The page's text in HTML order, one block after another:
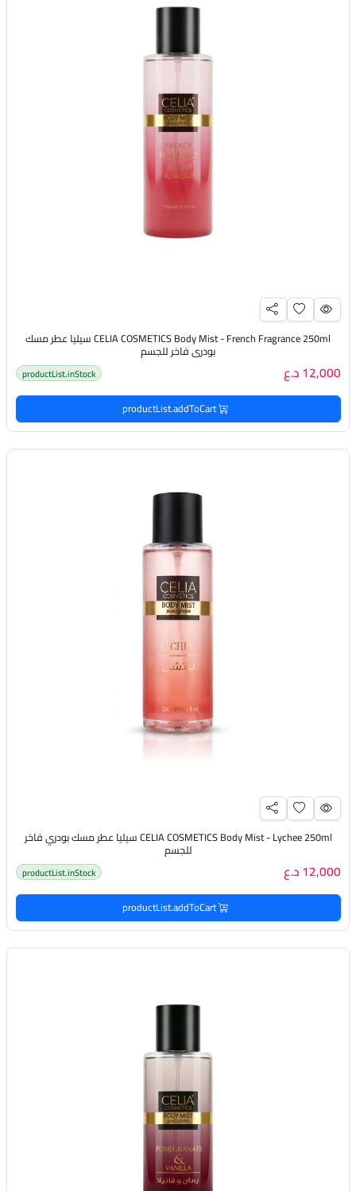
CELIA COSMETICS Body Mist - French Fragrance 250ml سيليا عطر مسك
بودري فاخر للجسم
12,000 د.ع productList.inStock
productList.addToCart
CELIA COSMETICS Body Mist - Lychee 250ml سيليا عطر مسك بودري فاخر
للجسم
12,000 د.ع productList.inStock
productList.addToCart